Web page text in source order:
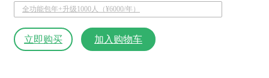
全功能包年+升级1000人（¥6000/年）
立即购买 加入购物车